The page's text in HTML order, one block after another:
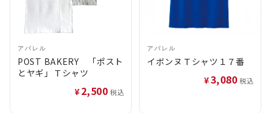
アパレル
POST BAKERY 「ポスト
とヤギ」Ｔシャツ
¥2,500 税込
アパレル
イボンヌＴシャツ１７番
¥3,080 税込